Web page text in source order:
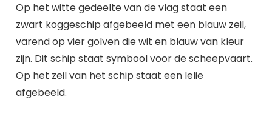
Op het witte gedeelte van de vlag staat een
zwart koggeschip afgebeeld met een blauw zeil,
varend op vier golven die wit en blauw van kleur
zijn. Dit schip staat symbool voor de scheepvaart.
Op het zeil van het schip staat een lelie
afgebeeld.